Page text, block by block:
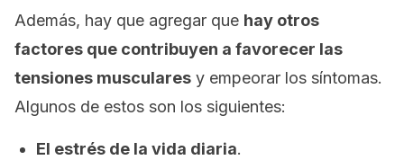
Además, hay que agregar que hay otros
factores que contribuyen a favorecer las
tensiones musculares y empeorar los síntomas.
Algunos de estos son los siguientes:
El estrés de la vida diaria.